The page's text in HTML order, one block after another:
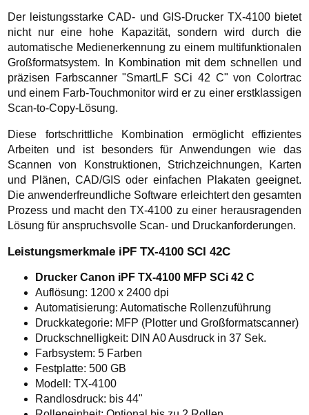
Der leistungsstarke CAD- und GIS-Drucker TX-4100 bietet
nicht nur eine hohe Kapazität, sondern wird durch die
automatische Medienerkennung zu einem multifunktionalen
Großformatsystem. In Kombination mit dem schnellen und
präzisen Farbscanner "SmartLF SCi 42 C" von Colortrac
und einem Farb-Touchmonitor wird er zu einer erstklassigen
Scan-to-Copy-Lösung.
Diese fortschrittliche Kombination ermöglicht effizientes
Arbeiten und ist besonders für Anwendungen wie das
Scannen von Konstruktionen, Strichzeichnungen, Karten
und Plänen, CAD/GIS oder einfachen Plakaten geeignet.
Die anwenderfreundliche Software erleichtert den gesamten
Prozess und macht den TX-4100 zu einer herausragenden
Lösung für anspruchsvolle Scan- und Druckanforderungen.
Leistungsmerkmale iPF TX-4100 SCI 42C
Drucker Canon iPF TX-4100 MFP SCi 42 C
Auflösung: 1200 x 2400 dpi
Automatisierung: Automatische Rollenzuführung
Druckkategorie: MFP (Plotter und Großformatscanner)
Druckschnelligkeit: DIN A0 Ausdruck in 37 Sek.
Farbsystem: 5 Farben
Festplatte: 500 GB
Modell: TX-4100
Randlosdruck: bis 44"